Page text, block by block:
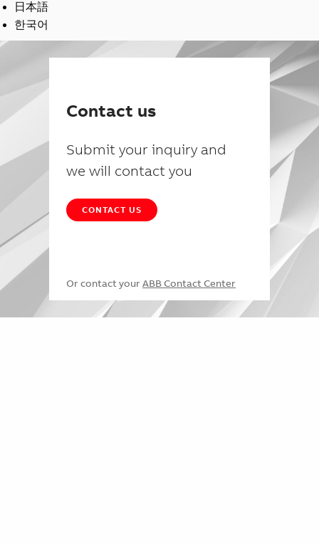
日本語
한국어
Contact us
Submit your inquiry and
we will contact you
CONTACT US
Or contact your ABB Contact Center